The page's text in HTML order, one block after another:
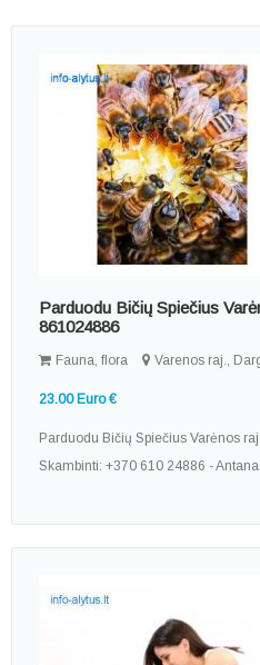
Parduodu Bičių Spiečius
861024886
Fauna, flora Varenos raj.,
23.00 Euro €
Parduodu Bičių Spiečius Varėnos
Skambinti: +370 610 24886 -